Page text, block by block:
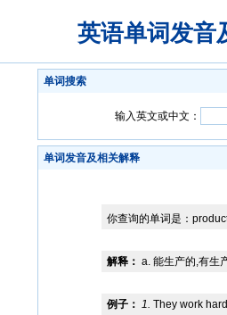
英语单词发音
单词搜索
输入英文或中文：
单词发音及相关解释
你查询的单词是：
解释： a. 能生产的,有生
例子： 1. They work